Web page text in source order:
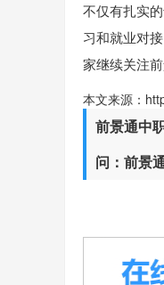
不仅有扎实
习和就业对
家继续关注前
本文来源：
前景通中
问：前景